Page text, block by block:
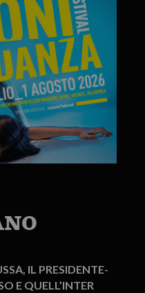
IL PRESIDENTE-
E QUELL’INTER